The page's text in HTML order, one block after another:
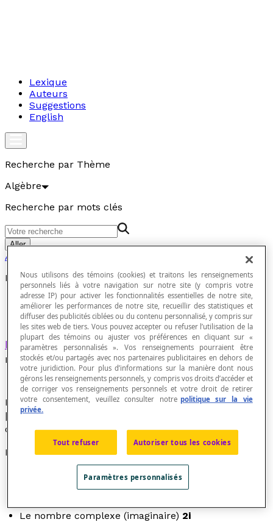
Lexique
Auteurs
Suggestions
English
Recherche par Thème
Algèbre
Recherche par mots clés
Aller
Algèbre
Nombre algébrique
Nombre complexequi estracine d'un polynôme
non nul à coefficients rationnels.
Des nombres tels que π, sin(1),e , [latex]2^{sin(3)}
[/latex], ne sont pas algébriques. Ils sont
dits
transcendants.
Exemples
Le nombre [latex]\sqrt{7}[/latex] est un nombre
algébrique, car il est la racine de l'équation suivante
Le nombre complexe (imaginaire) 2i
Nous utilisons des témoins (cookies) et traitons les renseignements
personnels liés à votre navigation sur notre site (y compris votre
adresse IP) pour activer les fonctionnalités essentielles de notre site,
améliorer les performances de notre site, recueillir des statistiques et
diffuser des publicités ciblées ou du contenu personnalisé, y compris sur
les sites web de tiers. Vous pouvez accepter ou refuser l’utilisation de la
plupart des témoins ou ajuster vos préférences en cliquant sur «
paramètres personnalisés ». Vos renseignements pourraient être
stockés et/ou partagés avec nos partenaires publicitaires en dehors de
votre juridiction. Pour plus d’informations sur la manière dont nous
gérons les renseignements personnels, y compris vos droits d’accéder et
de corriger vos renseignements personnels et votre droit de retirer
votre consentement, veuillez consulter notre politique sur la vie
privée.
Tout refuser Autoriser tous les cookies
Paramètres personnalisés